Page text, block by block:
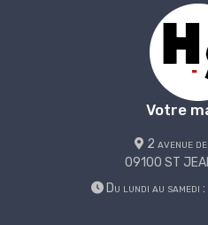
Votre
2 avenue
09100 ST
Du lundi au samedi